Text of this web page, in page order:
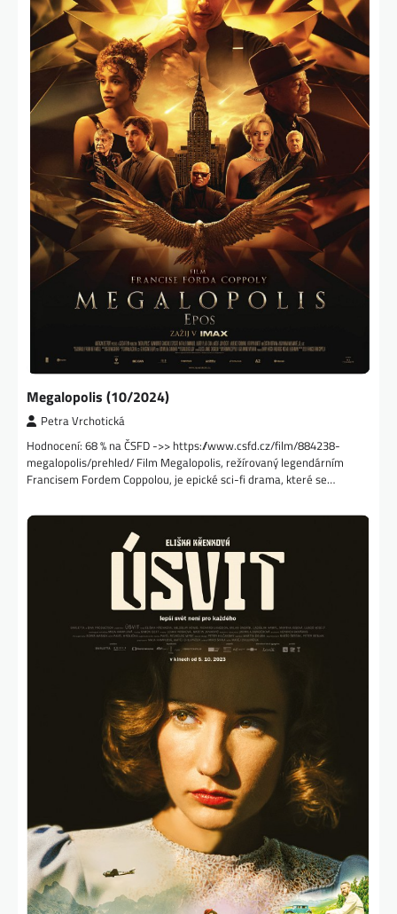
Megalopolis (10/2024)
Petra Vrchotická
Hodnocení: 68 % na ČSFD ->> https://www.csfd.cz/film/884238-
megalopolis/prehled/ Film Megalopolis, režírovaný legendárním
Francisem Fordem Coppolou, je epické sci-fi drama, které se…